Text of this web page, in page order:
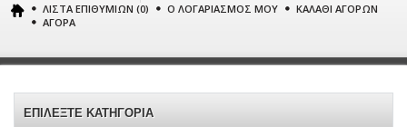
ΛΊΣΤΑ ΕΠΙΘΥΜΙΏΝ (0) Ο ΛΟΓΑΡΙΑΣΜΌΣ ΜΟΥ
ΚΑΛΆΘΙ ΑΓΟΡΏΝ
ΑΓΟΡΆ
ΕΠΙΛΕΞΤΕ ΚΑΤΗΓΟΡΙΑ